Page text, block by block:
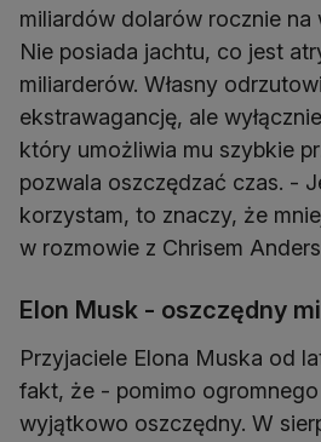
miliardów dolarów rocznie na
Nie posiada jachtu, co jest
miliarderów. Własny
ekstrawagancję, ale
który umożliwia mu szybkie
pozwala oszczędzać czas. -
korzystam, to znaczy, że
w rozmowie z Chrisem
Elon Musk - oszczędny
Przyjaciele Elona Muska od
fakt, że - pomimo
wyjątkowo oszczędny. W